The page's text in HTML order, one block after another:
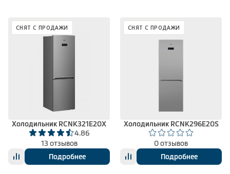
СНЯТ С ПРОДАЖИ
Холодильник RCNK321E20X
4.86
13 отзывов
Подробнее
СНЯТ С ПРОДАЖИ
Холодильник RCNK296E20S
0 отзывов
Подробнее